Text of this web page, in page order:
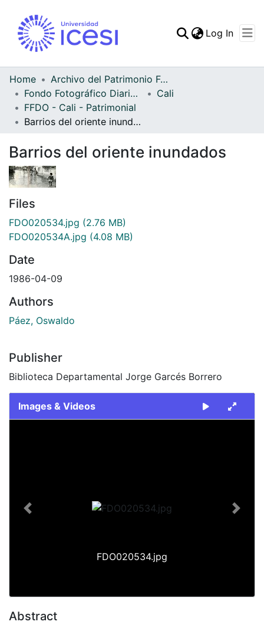
Statistics
Log In
Home
Archivo del Patrimonio Fotográfico y Fílmico del Valle del Cauca
Fondo Fotográfico Diario Occidente
Cali
FFDO - Cali - Patrimonial
Barrios del oriente inundados
Barrios del oriente inundados
Files
FDO020534.jpg (2.76 MB)
FDO020534A.jpg (4.08 MB)
Date
1986-04-09
Authors
Páez, Oswaldo
Publisher
Biblioteca Departamental Jorge Garcés Borrero
Images & Videos
FDO020534.jpg
Previous Next
Abstract